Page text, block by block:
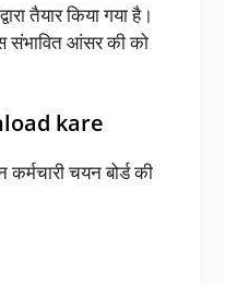
तैयार किया गया है।
संभावित आंसर की को
kare
चयन बोर्ड की